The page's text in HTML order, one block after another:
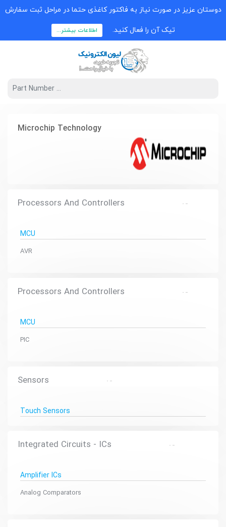
دوستان عزیز در صورت نیاز به فاکتور کاغذی حتما در مراحل ثبت سفارش
تیک آن را فعال کنید. اطلاعات بیشتر...
Microchip Technology
Processors And Controllers
MCU
AVR
Processors And Controllers
MCU
PIC
Sensors
Touch Sensors
Integrated Circuits - ICs
Amplifier ICs
Analog Comparators